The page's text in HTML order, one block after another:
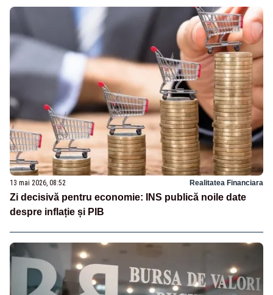
13 mai 2026, 08:52 Realitatea Financiara
Zi decisivă pentru economie: INS publică noile date
despre inflație și PIB